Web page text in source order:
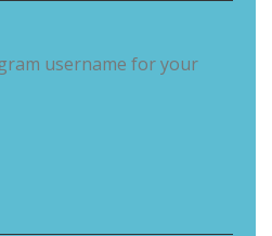
username for your